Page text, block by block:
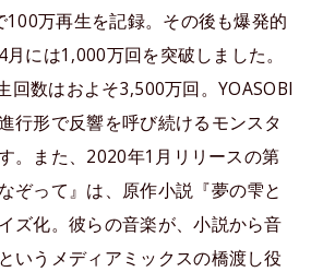
100万再生を記録。その後も爆発的
には1,000万回を突破しました。
回数はおよそ3,500万回。YOASOBI
行形で反響を呼び続けるモンスタ
。また、2020年1月リリースの第
ぞって』は、原作小説『夢の雫と
ズ化。彼らの音楽が、小説から音
いうメディアミックスの橋渡し役